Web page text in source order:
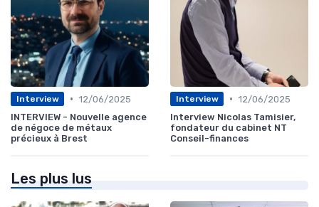
Interview • 12/06/2025
INTERVIEW - Nouvelle agence
de négoce de métaux
précieux à Brest
Interview • 12/06/2025
Interview Nicolas Tamisier,
fondateur du cabinet NT
Conseil-finances
Les plus lus